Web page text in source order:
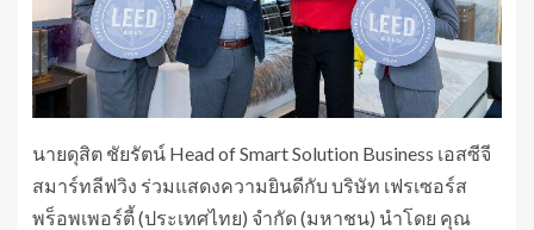
นายดุสิต ชัยรัตน์ Head of Smart Solution Business เอสซีจี
สมาร์ทลีฟวิง ร่วมแสดงความยินดีกับ บริษัท เฟรเซอร์ส
พร็อพเพอร์ตี้ (ประเทศไทย) จำกัด (มหาชน) นำโดย คุณ